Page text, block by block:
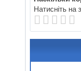
Натисніть на